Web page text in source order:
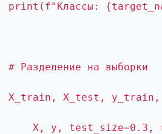
print(f"Классы:
# Разделение на выборки
X_train, X_test,
X, y, test_size=0.3,